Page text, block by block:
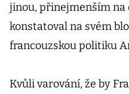
jinou, přinejmenším na
konstatoval na svém
francouzskou politiku
Kvůli varování, že by